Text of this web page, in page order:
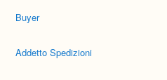
Buyer
Addetto Spedizioni